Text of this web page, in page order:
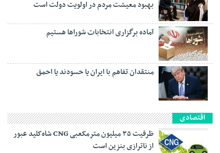
بهبود معیشت مردم در اولویت دولت است
آماده برگزاری انتخابات شورا‌ها هستیم
منتقدان تفاهم با ایران یا حسودند یا احمق
اقتصادی
ظرفیت ۳۵ میلیون مترمکعبی CNG شاه‌کلید عبور
از ناترازی بنزین است